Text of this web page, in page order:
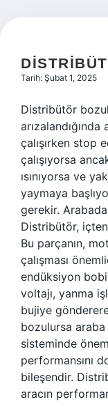
Tarih: Şubat 1, 2025
Distribütör
çalışırken stop
çalışıyorsa
ısınıyorsa ve
yaymaya
gerekir.
Distribütör, içten
Bu parçanın,
çalışması
endüksiyon
voltajı, yanma
bujiye
bozulursa araba
sisteminde
performansını
bileşendir.
aracın